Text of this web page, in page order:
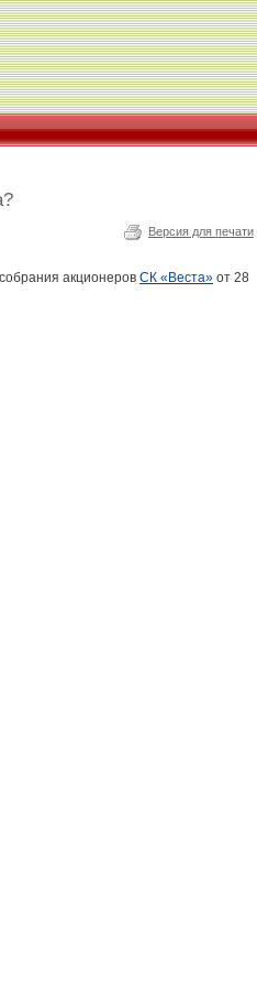
Версия для печати
акционеров СК «Веста» от 28